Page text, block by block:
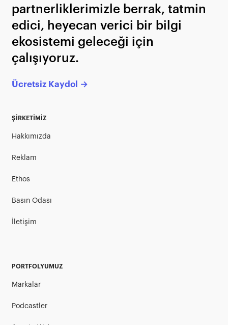
partnerliklerimizle berrak, tatmin
edici, heyecan verici bir bilgi
ekosistemi geleceği için
çalışıyoruz.
Ücretsiz Kaydol →
ŞİRKETİMİZ
Hakkımızda
Reklam
Ethos
Basın Odası
İletişim
PORTFOLYUMUZ
Markalar
Podcastler